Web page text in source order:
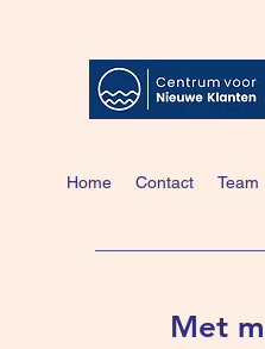
Home Contact Team
Met